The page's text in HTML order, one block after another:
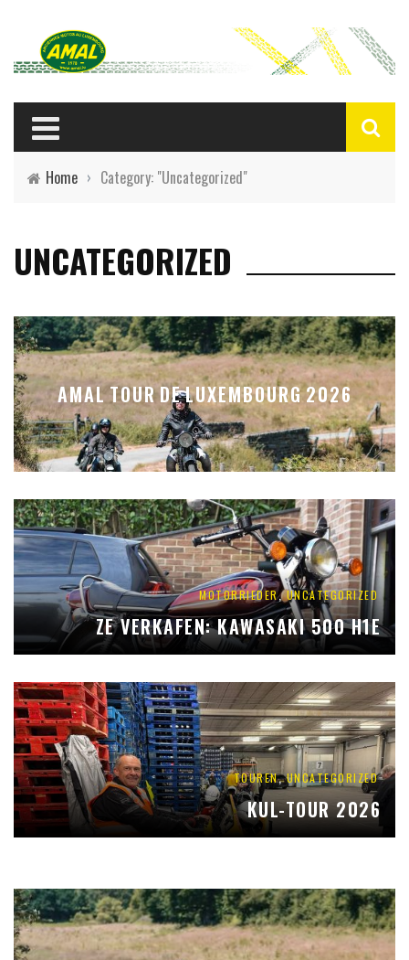
Home › Category: "Uncategorized"
UNCATEGORIZED
AMAL TOUR DE LUXEMBOURG 2026
MOTORRIEDER,UNCATEGORIZED
ZE VERKAFEN: KAWASAKI 500 H1E
TOUREN,UNCATEGORIZED
KUL-TOUR 2026